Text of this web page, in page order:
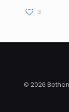
3
© 2026